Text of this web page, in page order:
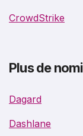
CrowdStrike
Plus de
Dagard
Dashlane